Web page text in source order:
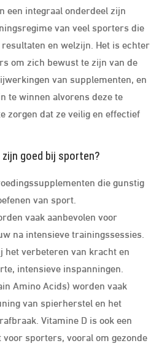
een integraal onderdeel zijn
van veel sporters die
en welzijn. Het is echter
om zich bewust te zijn van de
van supplementen, en
te winnen alvorens deze te
zorgen dat ze veilig en effectief
goed bij sporten?
die gunstig
van sport.
vaak aanbevolen voor
na intensieve trainingssessies.
het verbeteren van kracht en
intensieve inspanningen.
Amino Acids) worden vaak
van spierherstel en het
Vitamine D is ook een
sporters, vooral om gezonde